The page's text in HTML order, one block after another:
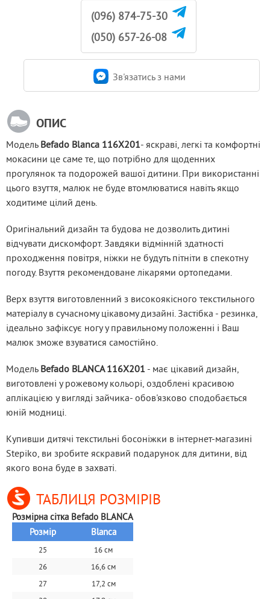
(096) 874-75-30
(050) 657-26-08
Зв'язатись з нами
ОПИС
Модель Befado Blanca 116X201- яскраві, легкі та комфортні
мокасини це саме те, що потрібно для щоденних
прогулянок та подорожей вашої дитини. При використанні
цього взуття, малюк не буде втомлюватися навіть якщо
ходитиме цілий день.
Оригінальний дизайн та будова не дозволить дитині
відчувати дискомфорт. Завдяки відмінній здатності
проходження повітря, ніжки не будуть пітніти в спекотну
погоду. Взуття рекомендоване лікарями ортопедами.
Верх взуття виготовленний з високоякісного текстильного
матеріалу в сучасному цікавому дизайні. Застібка - резинка,
ідеально зафіксує ногу у правильному положенні і Ваш
малюк зможе взуватися самостійно.
Модель Befado BLANCA 116X201 - має цікавий дизайн,
виготовлені у рожевому кольорі, оздоблені красивою
аплікацією у вигляді зайчика- обов'язково сподобається
юній модниці.
Купивши дитячі текстильні босоніжки в інтернет-магазині
Stepiko, ви зробите яскравий подарунок для дитини, від
якого вона буде в захваті.
ТАБЛИЦЯ РОЗМІРІВ
Розмірна сітка Befado BLANCA
Розмір
Blanca
25
16 см
26
16,6 см
27
17,2 см